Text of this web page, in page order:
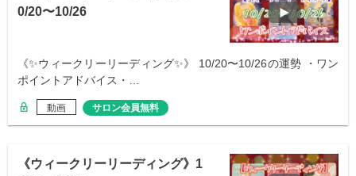
0/20〜10/26
《✨ウィークリーリーディング✨》 10/20〜10/26の運勢 ・ワン
ポイントアドバイス・…
動画 サロン会員無料
《ウィークリーリーディング》1